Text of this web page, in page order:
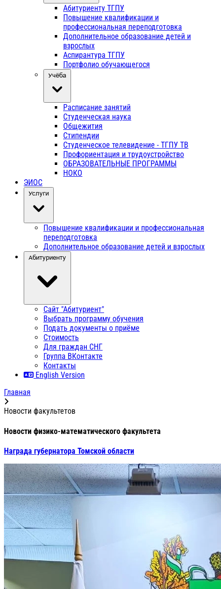
Абитуриенту ТГПУ
Повышение квалификации и
профессиональная переподготовка
Дополнительное образование детей и
взрослых
Аспирантура ТГПУ
Портфолио обучающегося
Учёба
Расписание занятий
Студенческая наука
Общежития
Стипендии
Студенческое телевидение - ТГПУ ТВ
Профориентация и трудоустройство
ОБРАЗОВАТЕЛЬНЫЕ ПРОГРАММЫ
НОКО
ЭИОС
Услуги
Повышение квалификации и профессиональная
переподготовка
Дополнительное образование детей и взрослых
Абитуриенту
Сайт "Абитуриент"
Выбрать программу обучения
Подать документы о приёме
Стоимость
Для граждан СНГ
Группа ВКонтакте
Контакты
English Version
Главная
Новости факультетов
Новости физико-математического факультета
Награда губернатора Томской области